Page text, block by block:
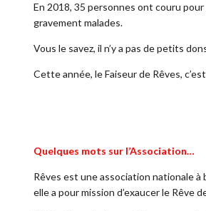
En 2018, 35 personnes ont couru
gravement malades.
Vous le savez, il n’y a pas de petits
Cette année, le Faiseur de Rêves,
Quelques mots sur l’Association…
Rêves est une association nationale
elle a pour mission d’exaucer le